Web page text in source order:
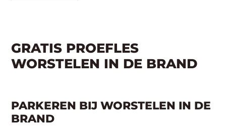
GRATIS PROEFLES
WORSTELEN IN DE BRAND
PARKEREN BIJ WORSTELEN IN DE
BRAND